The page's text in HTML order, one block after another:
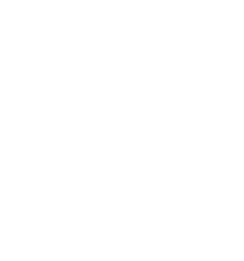
de produits